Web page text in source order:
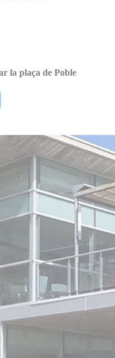
la plaça de Poble